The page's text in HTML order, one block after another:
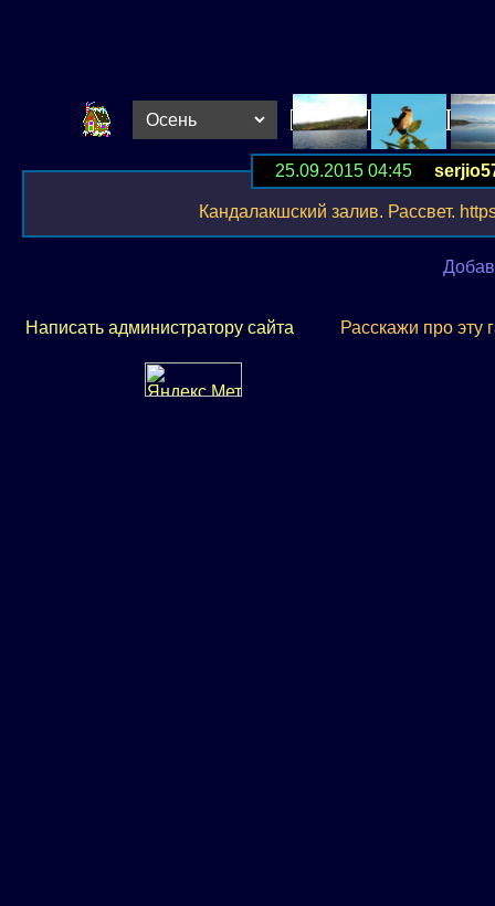
25.09.2015 04:45
Кандалакшский залив. Рассвет.
Написать администратору сайта Расскажи про эту